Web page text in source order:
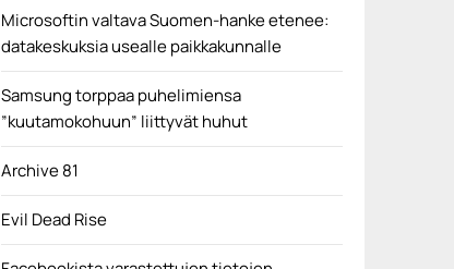
Microsoftin valtava Suomen-hanke etenee:
datakeskuksia usealle paikkakunnalle
Samsung torppaa puhelimiensa
”kuutamokohuun” liittyvät huhut
Archive 81
Evil Dead Rise